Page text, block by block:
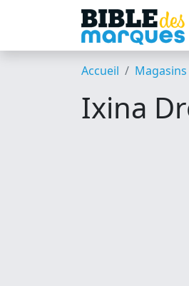
Accueil Magasins
Ixina